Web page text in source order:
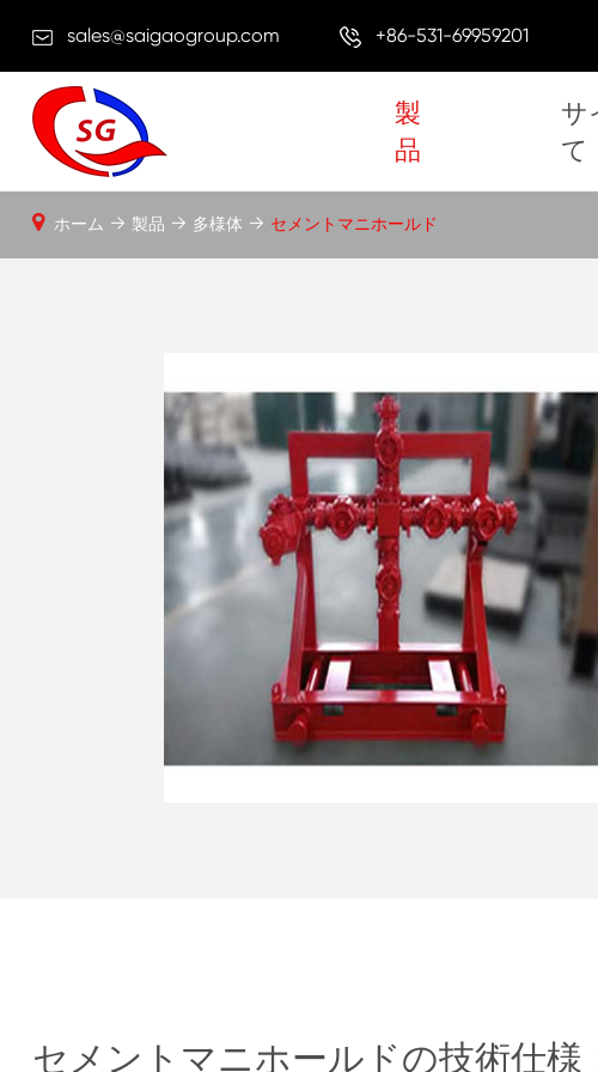
sales@saigaogroup.com +86-531-69959201
製
品
サ
て
ホーム 製品 多様体 セメントマニホールド
セメントマニホールドの技術仕様